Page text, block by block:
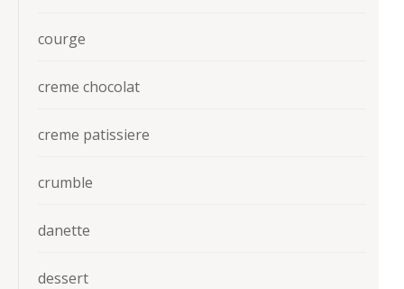
courge
creme chocolat
creme patissiere
crumble
danette
dessert